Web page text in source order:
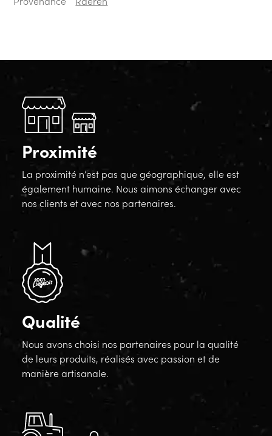
Proximité
La proximité n’est pas que géographique, elle est
également humaine. Nous aimons échanger avec
nos clients et avec nos partenaires.
Qualité
Nous avons choisi nos partenaires pour la qualité
de leurs produits, réalisés avec passion et de
manière artisanale.